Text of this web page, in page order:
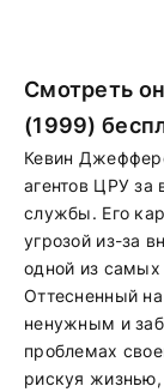
Смотреть
(1999)
Кевин
агентов ЦРУ за
службы. Его
угрозой из-за
одной из
Оттесненный
ненужным и
проблемах
рискуя